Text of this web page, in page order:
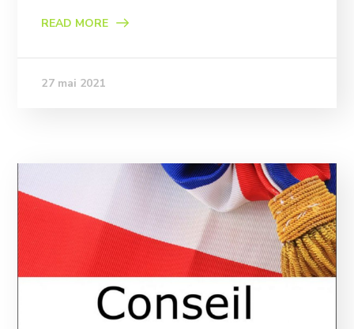
READ MORE
27 mai 2021